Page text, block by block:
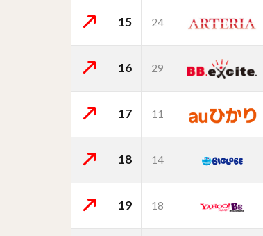
15 24
16 29
17 11
18 14
19 18